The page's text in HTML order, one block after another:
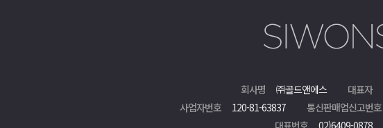
회사명 ㈜골드앤에스 대표자
사업자번호
120-81-63837 통신판매업신고번호